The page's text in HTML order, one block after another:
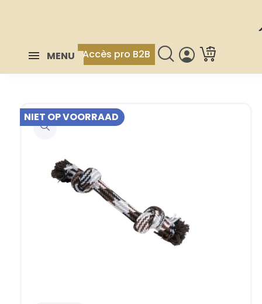
MENU Accès pro B2B
NIET OP VOORRAAD